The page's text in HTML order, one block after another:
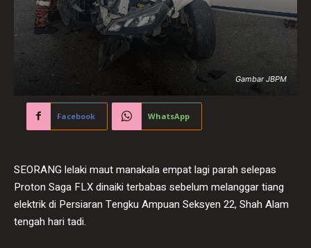
Gambar JBPM
Facebook WhatsApp
SEORANG lelaki maut manakala empat lagi parah selepas
Proton Saga FLX dinaiki terbabas sebelum melanggar tiang
elektrik di Persiaran Tengku Ampuan Seksyen 22, Shah Alam
tengah hari tadi.